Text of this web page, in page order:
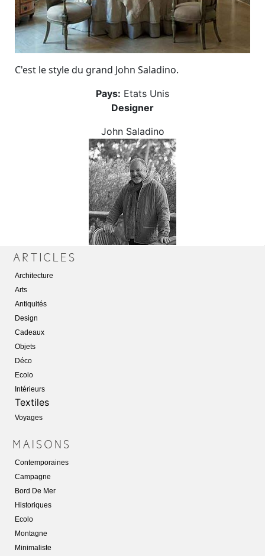
C'est le style du grand John Saladino.
Pays: Etats Unis
Designer
John Saladino
Architecture
Arts
Antiquités
Design
Cadeaux
Objets
Déco
Ecolo
Intérieurs
Textiles
Voyages
Contemporaines
Campagne
Bord De Mer
Historiques
Ecolo
Montagne
Minimaliste